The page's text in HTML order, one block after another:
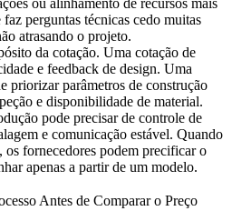
ou alinhamento de recursos mais
perguntas técnicas cedo muitas
atrasando o projeto.
da cotação. Uma cotação de
e feedback de design. Uma
priorizar parâmetros de construção
e disponibilidade de material.
pode precisar de controle de
e comunicação estável. Quando
fornecedores podem precificar o
apenas a partir de um modelo.
Antes de Comparar o Preço